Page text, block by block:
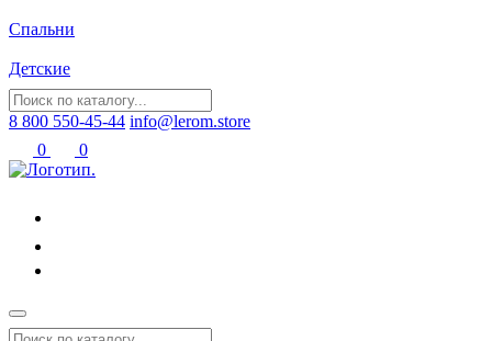
Спальни
Детские
8 800 550-45-44 info@lerom.store
0
0